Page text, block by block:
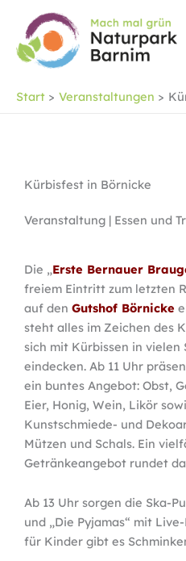
Inhalt
springen
Start Veranstaltungen
Kürbisfest in Börnicke
Veranstaltung | Essen und
Die „Erste Bernauer
freiem Eintritt zum letzten
auf den Gutshof Börnicke
steht alles im Zeichen des
sich mit Kürbissen in vielen
eindecken. Ab 11 Uhr
ein buntes Angebot: Obst,
Eier, Honig, Wein, Likör
Kunstschmiede- und
Mützen und Schals. Ein
Getränkeangebot rundet
Ab 13 Uhr sorgen die Ska-
und „Die Pyjamas“ mit
für Kinder gibt es